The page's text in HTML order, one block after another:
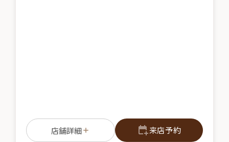
店舗詳細 来店予約